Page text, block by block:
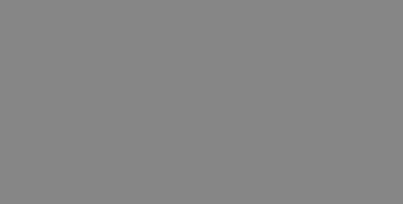
til at huske
er nødvendigt, at